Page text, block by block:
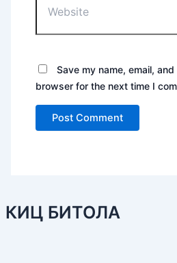
Save my name, email,
browser for the next time I
КИЦ БИТОЛА